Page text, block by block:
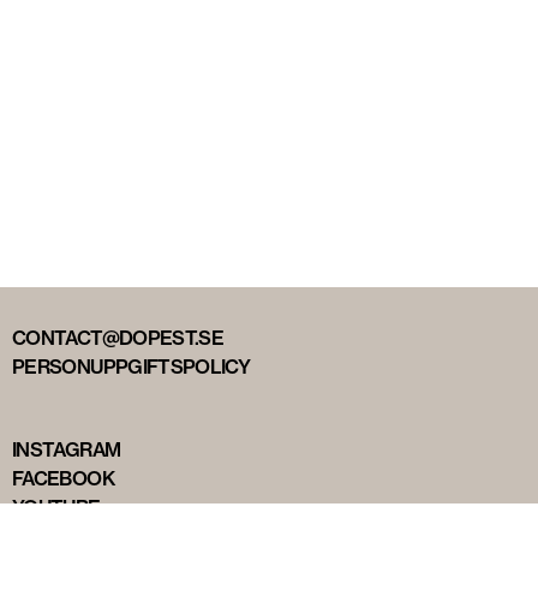
CONTACT@DOPEST.SE
PERSONUPPGIFTSPOLICY
INSTAGRAM
FACEBOOK
YOUTUBE